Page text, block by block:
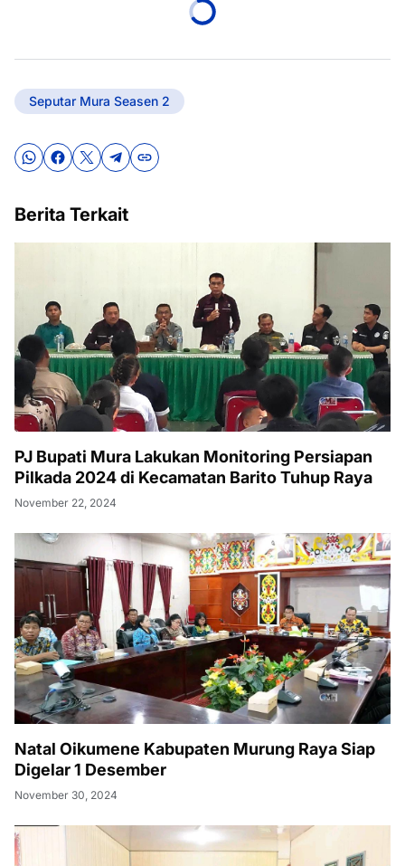
Seputar Mura Seasen 2
Berita Terkait
PJ Bupati Mura Lakukan Monitoring Persiapan
Pilkada 2024 di Kecamatan Barito Tuhup Raya
November 22, 2024
Natal Oikumene Kabupaten Murung Raya Siap
Digelar 1 Desember
November 30, 2024